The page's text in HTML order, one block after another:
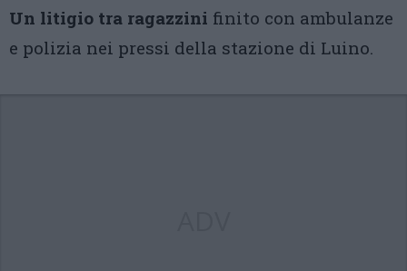
Un litigio tra ragazzini finito con ambulanze
e polizia nei pressi della stazione di Luino.